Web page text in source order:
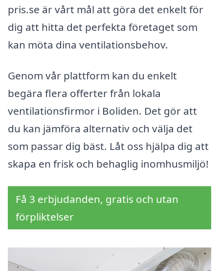
pris.se är vårt mål att göra det enkelt för
dig att hitta det perfekta företaget som
kan möta dina ventilationsbehov.
Genom vår plattform kan du enkelt
begära flera offerter från lokala
ventilationsfirmor i Boliden. Det gör att
du kan jämföra alternativ och välja det
som passar dig bäst. Låt oss hjälpa dig att
skapa en frisk och behaglig inomhusmiljö!
Få 3 erbjudanden, gratis och utan
förpliktelser